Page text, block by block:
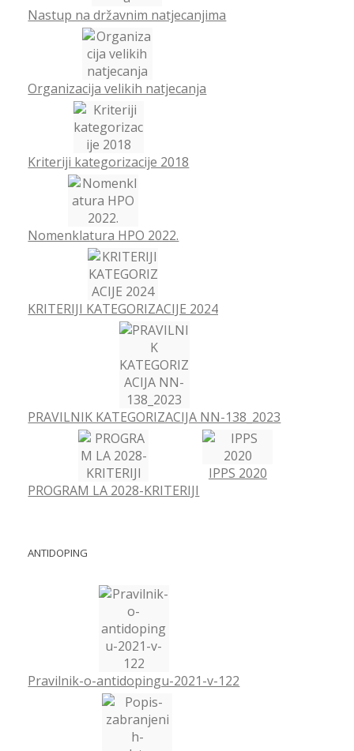
Nastup na državnim natjecanjima
Organizacija velikih natjecanja
Kriteriji kategorizacije 2018
Nomenklatura HPO 2022.
KRITERIJI KATEGORIZACIJE 2024
PRAVILNIK KATEGORIZACIJA NN-138_2023
PROGRAM LA 2028-KRITERIJI
IPPS 2020
ANTIDOPING
Pravilnik-o-antidopingu-2021-v-122